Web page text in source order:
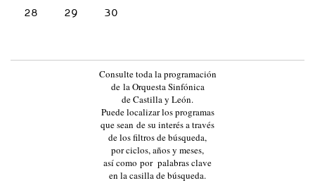
28
29 30
Consulte toda la programación
de la Orquesta Sinfónica
de Castilla y León.
Puede localizar los programas
que sean de su interés a través
de los filtros de búsqueda,
por ciclos, años y meses,
así como por palabras clave
en la casilla de búsqueda.